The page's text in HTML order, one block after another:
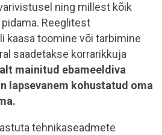
ning millest kõik
Reeglitest
kaasa toomine või tarbimine
saadetakse korrarikkuja
mainitud ebameeldiva
lapsevanem kohustatud oma
tehnikaseadmete